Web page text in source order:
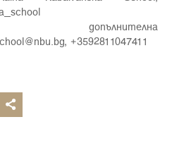
, +3592811047411
